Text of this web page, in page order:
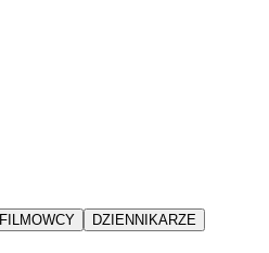
FILMOWCY
DZIENNIKARZE